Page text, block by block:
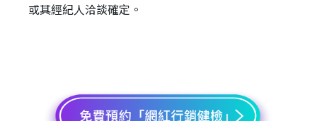
或其經紀人洽談確定。